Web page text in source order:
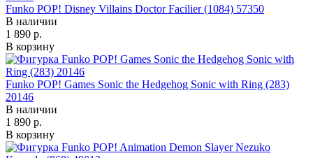
Funko POP! Disney Villains Doctor Facilier (1084) 57350
В наличии
1 890 р.
В корзину
Funko POP! Games Sonic the Hedgehog Sonic with Ring (283)
20146
В наличии
1 890 р.
В корзину